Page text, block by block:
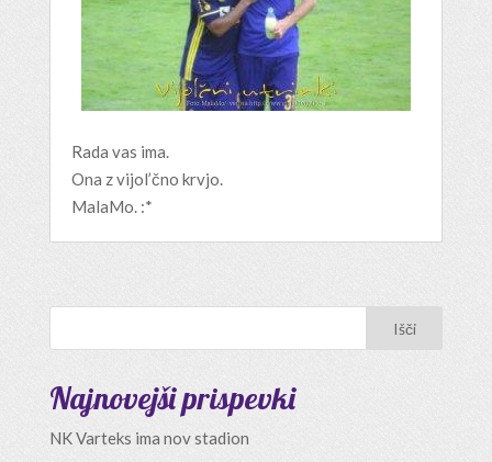
Rada vas ima.
Ona z vijol’čno krvjo.
MalaMo. :*
Najnovejši prispevki
NK Varteks ima nov stadion